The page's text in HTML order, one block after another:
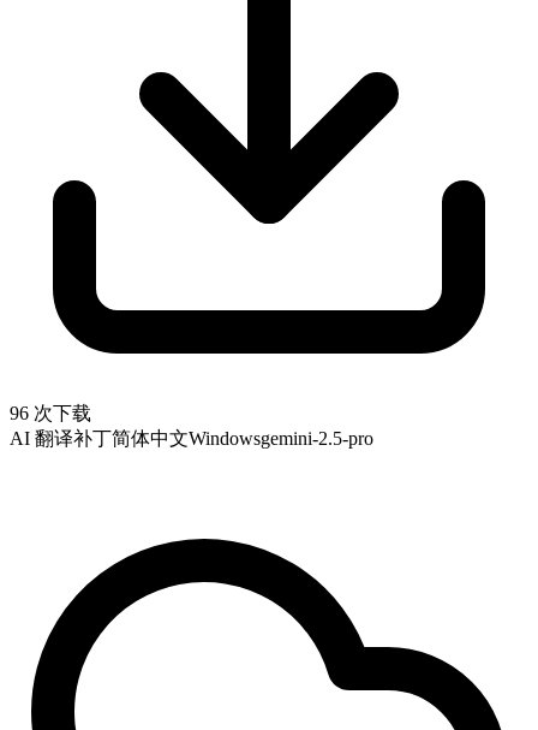
96 次下载
AI 翻译补丁简体中文Windowsgemini-2.5-pro